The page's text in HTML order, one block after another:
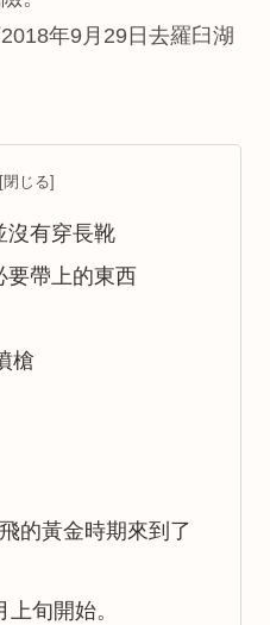
年9月29日去羅臼湖
沒有穿長靴
要帶上的東西
槍
的黃金時期來到了
旬開始。